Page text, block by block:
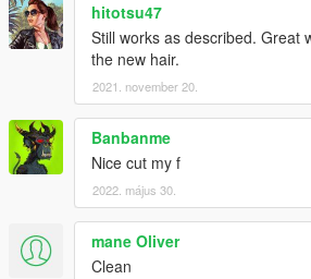
hitotsu47
Still works as described. Great
the new hair.
2021. november 20.
Banbanme
Nice cut my f
2022. május 30.
mane Oliver
Clean